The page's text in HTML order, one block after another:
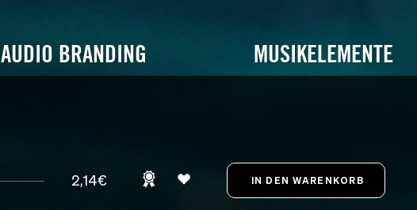
AUDIO BRANDING MUSIKELEMENTE
2,14€